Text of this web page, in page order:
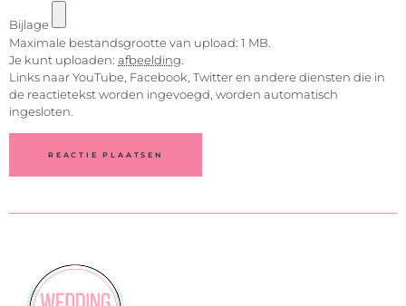
Bijlage
Maximale bestandsgrootte van upload: 1 MB.
Je kunt uploaden: afbeelding
Links naar YouTube, Facebook, Twitter en andere diensten die in
de reactietekst worden ingevoegd, worden automatisch
ingesloten.